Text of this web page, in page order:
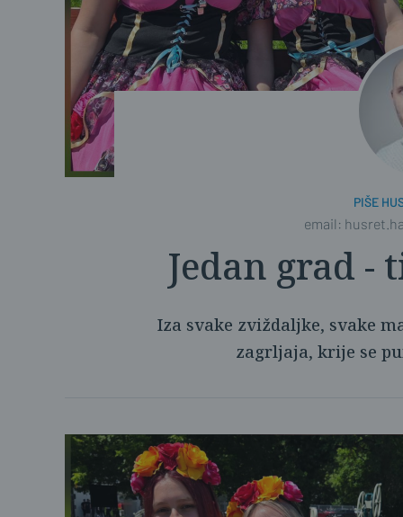
PIŠE
email:
Jedan grad -
Iza svake zviždaljke, svake
zagrljaja, krije se